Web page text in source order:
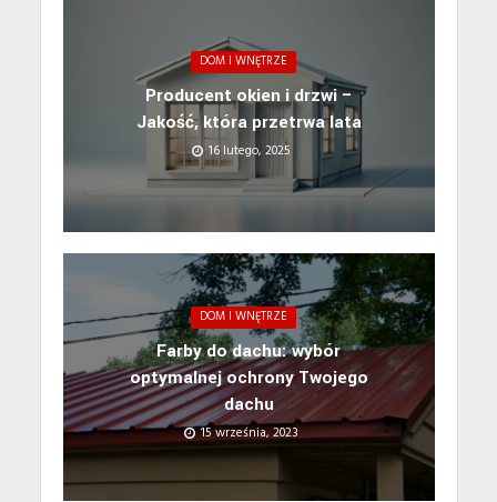
DOM I WNĘTRZE
Producent okien i drzwi –
Jakość, która przetrwa lata
16 lutego, 2025
DOM I WNĘTRZE
Farby do dachu: wybór
optymalnej ochrony Twojego
dachu
15 września, 2023